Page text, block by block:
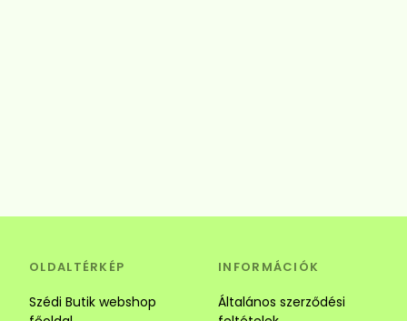
OLDALTÉRKÉP
Szédi Butik webshop
INFORMÁCIÓK
Általános szerződési